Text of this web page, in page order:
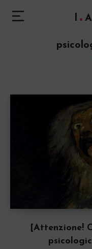
l
[Attenzione!